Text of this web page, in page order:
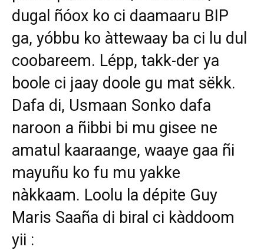
dugal ñóox ko ci daamaaru BIP
ga, yóbbu ko àttewaay ba ci lu dul
coobareem. Lépp, takk-der ya
boole ci jaay doole gu mat sëkk.
Dafa di, Usmaan Sonko dafa
naroon a ñibbi bi mu gisee ne
amatul kaaraange, waaye gaa ñi
mayuñu ko fu mu yakke
nàkkaam. Loolu la dépite Guy
Maris Saaña di biral ci kàddoom
yii :